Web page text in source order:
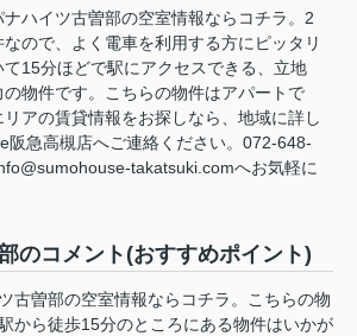
ナハイツ古曽部の空室情報ならコチラ。2
ので、よく電車を利用する方にピッタリ
て15分ほどで駅にアクセスできる、立地
物件です。こちらの物件はアパートで
アの賃貸情報をお探しなら、地域に詳し
阪急高槻店へご連絡ください。072-648-
takatsuki.comへお気軽に
のコメント(おすすめポイント)
古曽部の空室情報ならコチラ。こちらの物
から徒歩15分のところにある物件はいかが